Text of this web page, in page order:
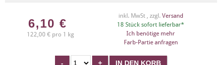
6,10 €
122,00 € pro 1 kg
inkl. MwSt , zzgl. Versand
18 Stück sofort lieferbar*
Ich benötige mehr
Farb-Partie anfragen